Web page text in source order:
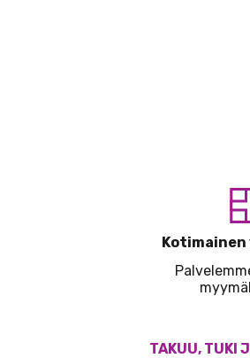
TAKUU, TUKI